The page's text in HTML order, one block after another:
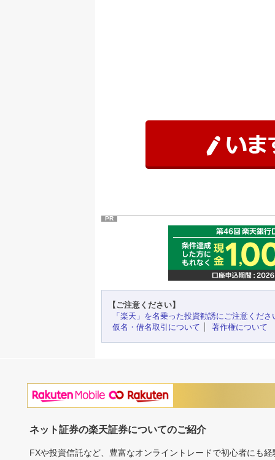
PR
【ご注意ください】
「楽天」を名乗った投資勧誘にご注意くださ
仮名・借名取引について
著作権について
ネット証券の楽天証券についてのご紹介
FXや投資信託など、豊富なオンライントレードで初心者にも